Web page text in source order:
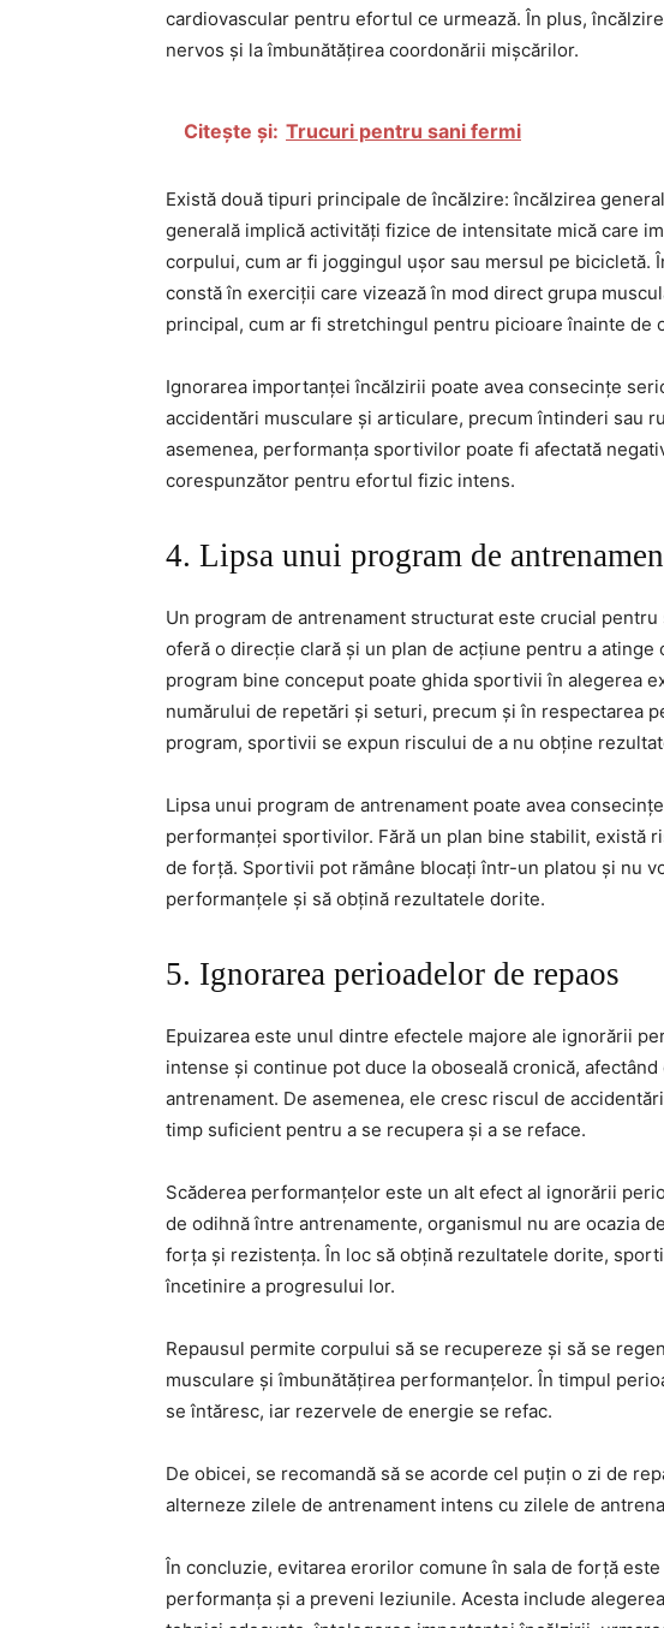
cardiovascular pentru efortul ce urmează. În plus,
nervos și la îmbunătățirea coordonării mișcărilor.
Citește și: Trucuri pentru sani fermi
Există două tipuri principale de încălzire: încălzirea
generală implică activități fizice de intensitate mică care
corpului, cum ar fi joggingul ușor sau mersul pe bicicletă.
constă în exerciții care vizează în mod direct grupa
principal, cum ar fi stretchingul pentru picioare înainte de
Ignorarea importanței încălzirii poate avea consecințe
accidentări musculare și articulare, precum întinderi sau
asemenea, performanța sportivilor poate fi afectată
corespunzător pentru efortul fizic intens.
4. Lipsa unui program de
Un program de antrenament structurat este crucial
oferă o direcție clară și un plan de acțiune pentru a
program bine conceput poate ghida sportivii în alegerea
numărului de repetări și seturi, precum și în respectarea
program, sportivii se expun riscului de a nu obține
Lipsa unui program de antrenament poate avea
performanței sportivilor. Fără un plan bine stabilit, există
de forță. Sportivii pot rămâne blocați într-un platou și nu
performanțele și să obțină rezultatele dorite.
5. Ignorarea perioadelor de repaos
Epuizarea este unul dintre efectele majore ale ignorării
intense și continue pot duce la oboseală cronică,
antrenament. De asemenea, ele cresc riscul de
timp suficient pentru a se recupera și a se reface.
Scăderea performanțelor este un alt efect al ignorării
de odihnă între antrenamente, organismul nu are ocazia
forța și rezistența. În loc să obțină rezultatele dorite,
încetinire a progresului lor.
Repausul permite corpului să se recupereze și să se
musculare și îmbunătățirea performanțelor. În timpul
se întăresc, iar rezervele de energie se refac.
De obicei, se recomandă să se acorde cel puțin o zi de
alterneze zilele de antrenament intens cu zilele de
În concluzie, evitarea erorilor comune în sala de forță
performanța și a preveni leziunile. Acesta include